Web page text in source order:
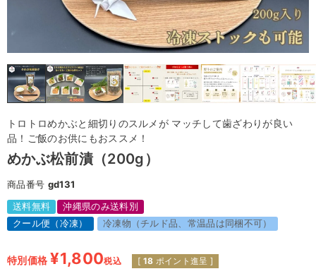
トロトロめかぶと細切りのスルメが マッチして歯ざわりが良い
品！ご飯のお供にもおススメ！
めかぶ松前漬（200g）
商品番号 gd131
送料無料
沖縄県のみ送料別
クール便（冷凍）
冷凍物（チルド品、常温品は同梱不可）
特別価格 ¥1,800税込 [ 18 ポイント進呈 ]